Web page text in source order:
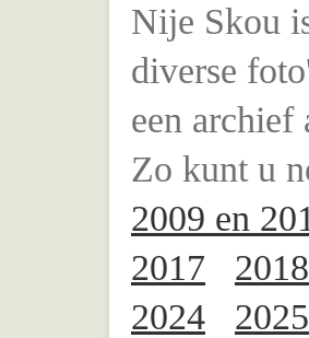
Nije Skou
diverse
een archief
Zo kunt u
2009 en
2017
2018
2024
2025